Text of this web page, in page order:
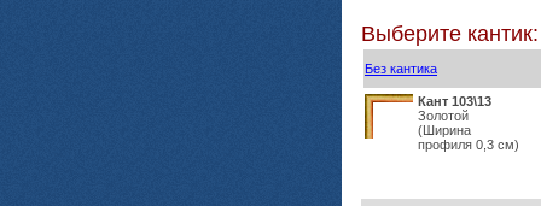
Выберите кантик:
Без кантика
Кант 103\13
Золотой
(Ширина
профиля 0,3 см)